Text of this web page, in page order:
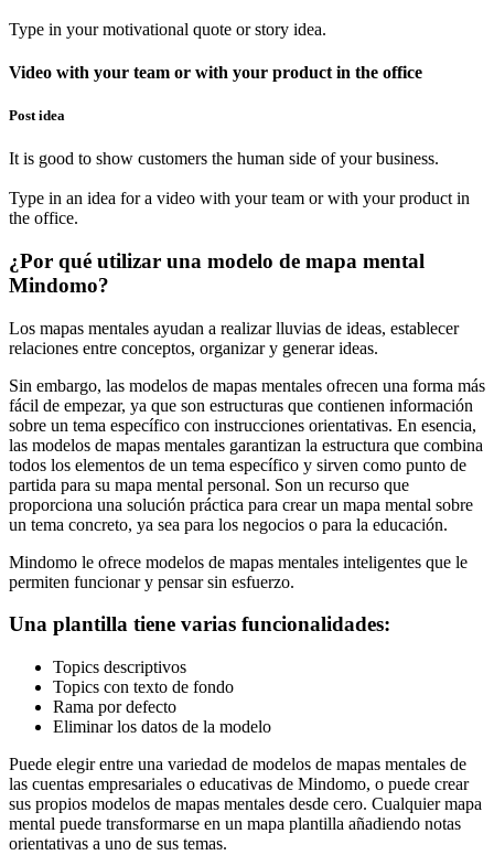
Type in your motivational quote or story idea.
Video with your team or with your product in the office
Post idea
It is good to show customers the human side of your business.
Type in an idea for a video with your team or with your product in
the office.
¿Por qué utilizar una modelo de mapa mental
Mindomo?
Los mapas mentales ayudan a realizar lluvias de ideas, establecer
relaciones entre conceptos, organizar y generar ideas.
Sin embargo, las modelos de mapas mentales ofrecen una forma más
fácil de empezar, ya que son estructuras que contienen información
sobre un tema específico con instrucciones orientativas. En esencia,
las modelos de mapas mentales garantizan la estructura que combina
todos los elementos de un tema específico y sirven como punto de
partida para su mapa mental personal. Son un recurso que
proporciona una solución práctica para crear un mapa mental sobre
un tema concreto, ya sea para los negocios o para la educación.
Mindomo le ofrece modelos de mapas mentales inteligentes que le
permiten funcionar y pensar sin esfuerzo.
Una plantilla tiene varias funcionalidades:
Topics descriptivos
Topics con texto de fondo
Rama por defecto
Eliminar los datos de la modelo
Puede elegir entre una variedad de modelos de mapas mentales de
las cuentas empresariales o educativas de Mindomo, o puede crear
sus propios modelos de mapas mentales desde cero. Cualquier mapa
mental puede transformarse en un mapa plantilla añadiendo notas
orientativas a uno de sus temas.